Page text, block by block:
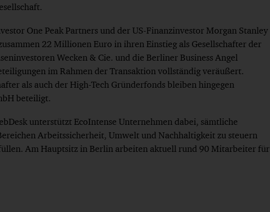
One Peak Partners und der US-Finanzinvestor Morgan Stanley
22 Millionen Euro in ihren Einstieg als Gesellschafter der
Wecken & Cie. und die Berliner Business Angel
im Rahmen der Transaktion vollständig veräußert.
als auch der High-Tech Gründerfonds bleiben hingegen
beteiligt.
unterstützt EcoIntense Unternehmen dabei, sämtliche
Arbeitssicherheit, Umwelt und Nachhaltigkeit zu steuern
Am Hauptsitz in Berlin arbeiten aktuell rund 90 Mitarbeiter für